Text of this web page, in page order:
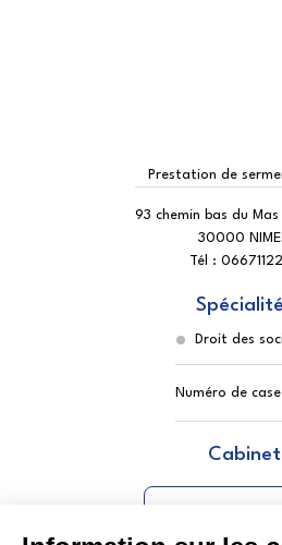
Prestation de
93 chemin bas du
30000
Tél :
Droit des
Numéro de
Cabinet
NATHENA